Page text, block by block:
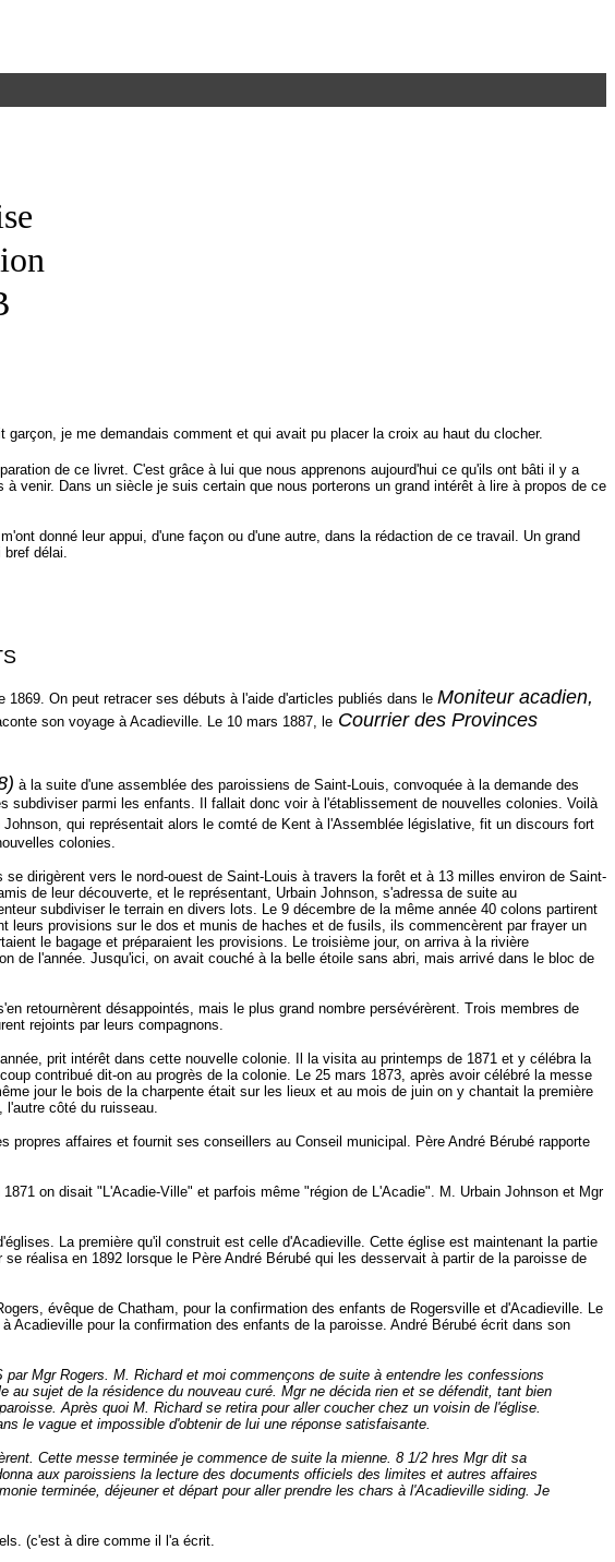
je me demandais comment et qui avait pu placer la croix au haut du clocher.
de ce livret. C'est grâce à lui que nous apprenons aujourd'hui ce qu'ils ont bâti il y a
venir. Dans un siècle je suis certain que nous porterons un grand intérêt à lire à propos de ce
donné leur appui, d'une façon ou d'une autre, dans la rédaction de ce travail. Un grand
bref délai.
On peut retracer ses débuts à l'aide d'articles publiés dans le Moniteur acadien,
son voyage à Acadieville. Le 10 mars 1887, le Courrier des Provinces
à la suite d'une assemblée des paroissiens de Saint-Louis, convoquée à la demande des
parmi les enfants. Il fallait donc voir à l'établissement de nouvelles colonies. Voilà
qui représentait alors le comté de Kent à l'Assemblée législative, fit un discours fort
colonies.
dirigèrent vers le nord-ouest de Saint-Louis à travers la forêt et à 13 milles environ de Saint-
de leur découverte, et le représentant, Urbain Johnson, s'adressa de suite au
subdiviser le terrain en divers lots. Le 9 décembre de la même année 40 colons partirent
provisions sur le dos et munis de haches et de fusils, ils commencèrent par frayer un
le bagage et préparaient les provisions. Le troisième jour, on arriva à la rivière
de l'année. Jusqu'ici, on avait couché à la belle étoile sans abri, mais arrivé dans le bloc de
retournèrent désappointés, mais le plus grand nombre persévérèrent. Trois membres de
rejoints par leurs compagnons.
prit intérêt dans cette nouvelle colonie. Il la visita au printemps de 1871 et y célébra la
contribué dit-on au progrès de la colonie. Le 25 mars 1873, après avoir célébré la messe
jour le bois de la charpente était sur les lieux et au mois de juin on y chantait la première
côté du ruisseau.
affaires et fournit ses conseillers au Conseil municipal. Père André Bérubé rapporte
on disait "L'Acadie-Ville" et parfois même "région de L'Acadie". M. Urbain Johnson et Mgr
La première qu'il construit est celle d'Acadieville. Cette église est maintenant la partie
réalisa en 1892 lorsque le Père André Bérubé qui les desservait à partir de la paroisse de
évêque de Chatham, pour la confirmation des enfants de Rogersville et d'Acadieville. Le
pour la confirmation des enfants de la paroisse. André Bérubé écrit dans son
Mgr Rogers. M. Richard et moi commençons de suite à entendre les confessions
sujet de la résidence du nouveau curé. Mgr ne décida rien et se défendit, tant bien
Après quoi M. Richard se retira pour aller coucher chez un voisin de l'église.
le vague et impossible d'obtenir de lui une réponse satisfaisante.
Cette messe terminée je commence de suite la mienne. 8 1/2 hres Mgr dit sa
aux paroissiens la lecture des documents officiels des limites et autres affaires
terminée, déjeuner et départ pour aller prendre les chars à l'Acadieville siding. Je
(c'est à dire comme il l'a écrit.